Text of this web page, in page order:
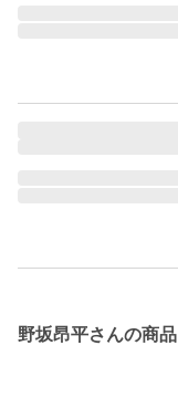
野坂昂平さんの商品